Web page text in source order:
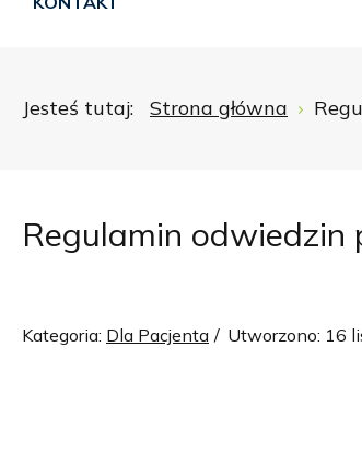
Jesteś tutaj: Strona główna
Regulamin odwiedzin
Kategoria: Dla Pacjenta Utworzono: 16